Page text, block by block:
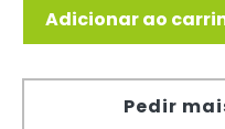
Adicionar ao
Pedir